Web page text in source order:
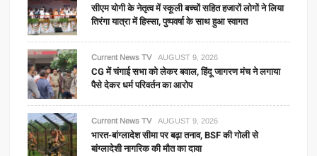
सीएम योगी के नेतृत्व में स्कूली बच्चों सहित हजारों लोगों ने लिया
तिरंगा यात्रा में हिस्सा, पुष्पवर्षा के साथ हुआ स्वागत
Current News TV AUGUST 9, 2026
CG में चंगाई सभा को लेकर बवाल, हिंदू जागरण मंच ने लगाया
पैसे देकर धर्म परिवर्तन का आरोप
Current News TV AUGUST 9, 2026
भारत-बांग्लादेश सीमा पर बढ़ा तनाव, BSF की गोली से
बांग्लादेशी नागरिक की मौत का दावा